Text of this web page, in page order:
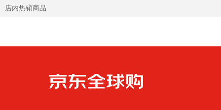
店内热销商品